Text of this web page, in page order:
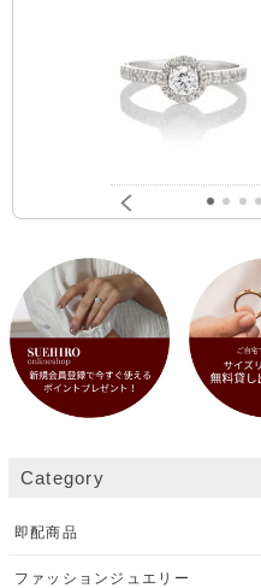
Category
即配商品
ファッションジュエリー